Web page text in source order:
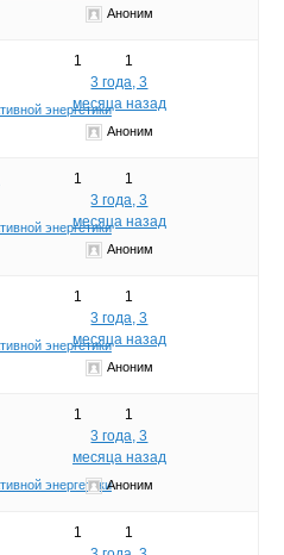
Аноним
энергетики
1
1
3 года, 3
месяца назад
Аноним
энергетики
1
1
3 года, 3
месяца назад
Аноним
энергетики
1
1
3 года, 3
месяца назад
Аноним
энергетики
1
1
3 года, 3
месяца назад
Аноним
1
1